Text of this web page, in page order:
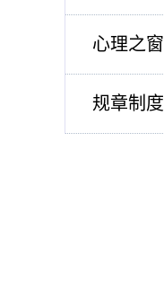
心理之窗
规章制度